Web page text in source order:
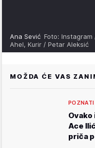
Ana Sević Foto:
Ahel, Kurir / Petar Aleksić
MOŽDA ĆE VAS
POZNATI
Ovako
Ace
priča